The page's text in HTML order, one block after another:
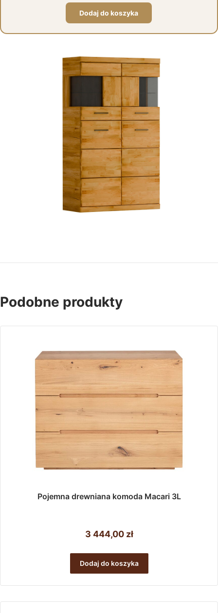
Dodaj do koszyka
Podobne produkty
Pojemna drewniana komoda Macari 3L
3 444,00 zł
Dodaj do koszyka